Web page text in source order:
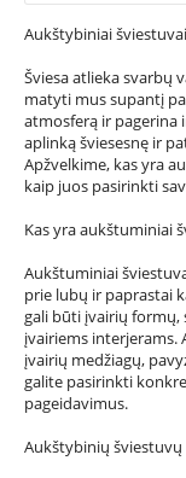
Aukštybiniai
Šviesa atlieka svarbų
matyti mus supantį
atmosferą ir pagerina
aplinką šviesesnę ir
Apžvelkime, kas yra
kaip juos pasirinkti
Kas yra aukštuminiai
Aukštuminiai
prie lubų ir paprastai
gali būti įvairių formų,
įvairiems interjerams.
įvairių medžiagų,
galite pasirinkti
pageidavimus.
Aukštybinių